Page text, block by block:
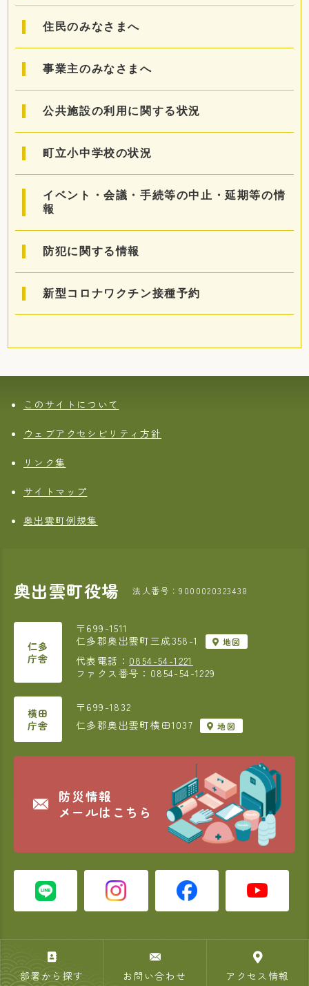
住民のみなさまへ
事業主のみなさまへ
公共施設の利用に関する状況
町立小中学校の状況
イベント・会議・手続等の中止・延期等の情
報
防犯に関する情報
新型コロナワクチン接種予約
このサイトについて
ウェブアクセシビリティ方針
リンク集
サイトマップ
奥出雲町例規集
奥出雲町役場 法人番号：9000020323438
仁多
庁舎
〒699-1511
仁多郡奥出雲町三成358-1
地図
代表電話： 0854-54-1221
ファクス番号：0854-54-1229
横田
庁舎
〒699-1832
仁多郡奥出雲町横田1037
地図
防災情報
メールはこちら
部署から探す お問い合わせ アクセス情報